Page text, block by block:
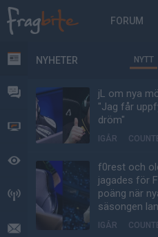
FORUM
NYHETER
FORUM
VIDEO
BEVAKAT
HÄNDELSER
MEDDELANDEN
NYHETER NYTT
jL om nya
"Jag får
dröm"
IGÅR
f0rest och
jagades för
poäng när
säsongen
IGÅR